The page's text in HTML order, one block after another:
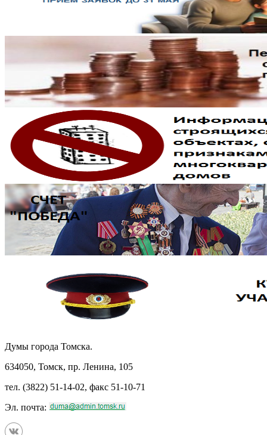
Думы города Томска.
634050, Томск, пр. Ленина, 105
тел. (3822) 51-14-02, факс 51-10-71
Эл. почта: